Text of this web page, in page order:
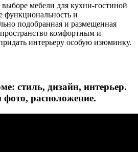
мебели для кухни-гостиной
функциональность и
подобранная и размещенная
комфортным и
интерьеру особую изюминку.
стиль, дизайн, интерьер.
расположение.